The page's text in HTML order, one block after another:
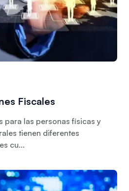
Fiscales
para las personas físicas y
tienen diferentes
cu...